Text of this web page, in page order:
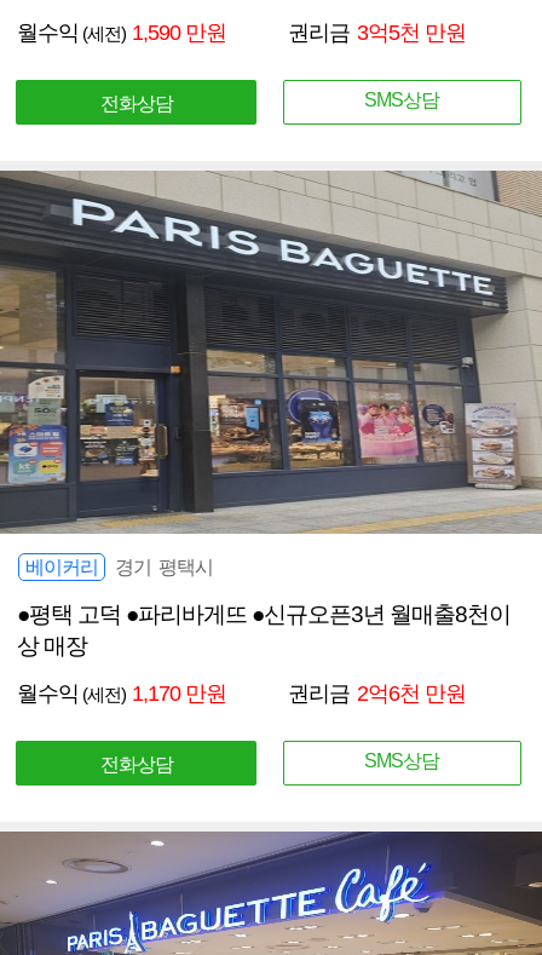
월수익 (세전) 1,590 만원 권리금 3억5천 만원
전화상담 SMS상담
베이커리 경기 평택시
●평택 고덕 ●파리바게뜨 ●신규오픈3년 월매출8천이
상 매장
월수익 (세전) 1,170 만원 권리금 2억6천 만원
전화상담 SMS상담